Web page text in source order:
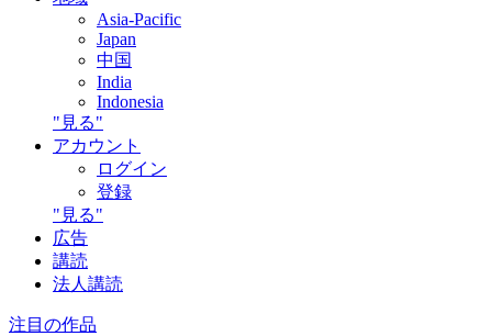
Asia-Pacific
Japan
中国
India
Indonesia
"見る"
アカウント
ログイン
登録
"見る"
広告
講読
法人講読
注目の作品